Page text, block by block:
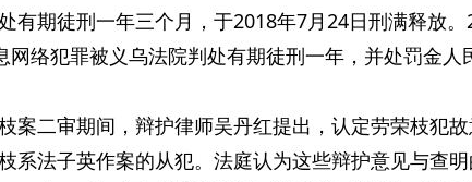
有期徒刑一年三个月，于2018年7月24日刑满释放
络犯罪被义乌法院判处有期徒刑一年，并处罚金人
案二审期间，辩护律师吴丹红提出，认定劳荣枝犯故
系法子英作案的从犯。法庭认为这些辩护意见与查